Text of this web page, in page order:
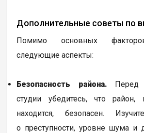
Дополнительные советы по
Помимо основных
следующие аспекты:
Безопасность района. Перед
студии убедитесь, что
находится, безопасен.
о преступности, уровне шума и